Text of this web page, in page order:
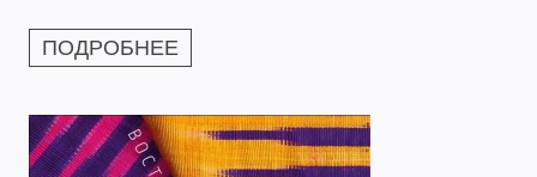
ПОДРОБНЕЕ